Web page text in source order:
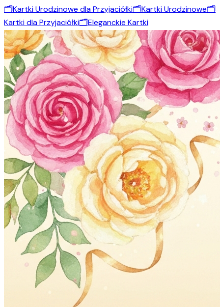
🗂️Kartki Urodzinowe dla Przyjaciółki🗂️Kartki Urodzinowe🗂️
Kartki dla Przyjaciółki🗂️Eleganckie Kartki